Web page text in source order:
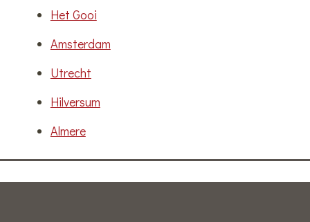
Het Gooi
Amsterdam
Utrecht
Hilversum
Almere